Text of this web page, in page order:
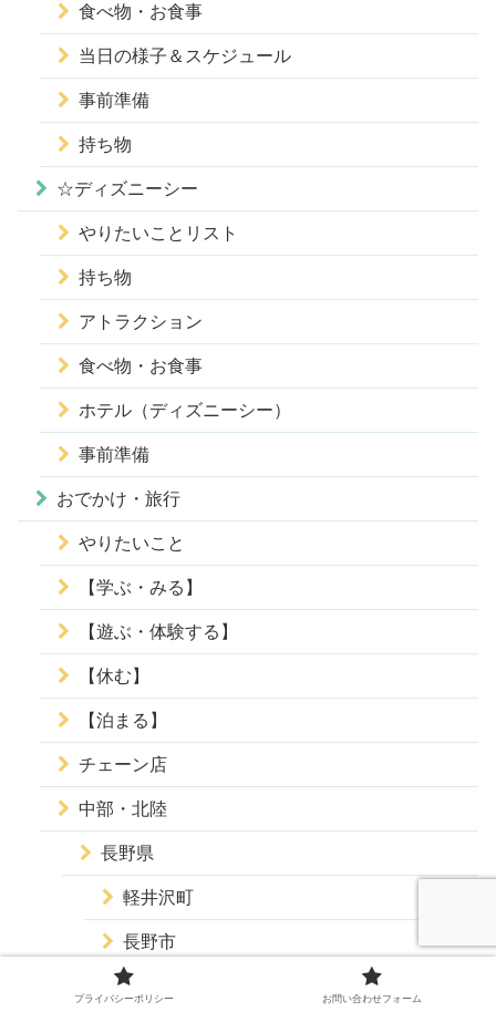
食べ物・お食事
当日の様子＆スケジュール
事前準備
持ち物
☆ディズニーシー
やりたいことリスト
持ち物
アトラクション
食べ物・お食事
ホテル（ディズニーシー）
事前準備
おでかけ・旅行
やりたいこと
【学ぶ・みる】
【遊ぶ・体験する】
【休む】
【泊まる】
チェーン店
中部・北陸
長野県
軽井沢町
長野市
松本市
プライバシーポリシー お問い合わせフォーム